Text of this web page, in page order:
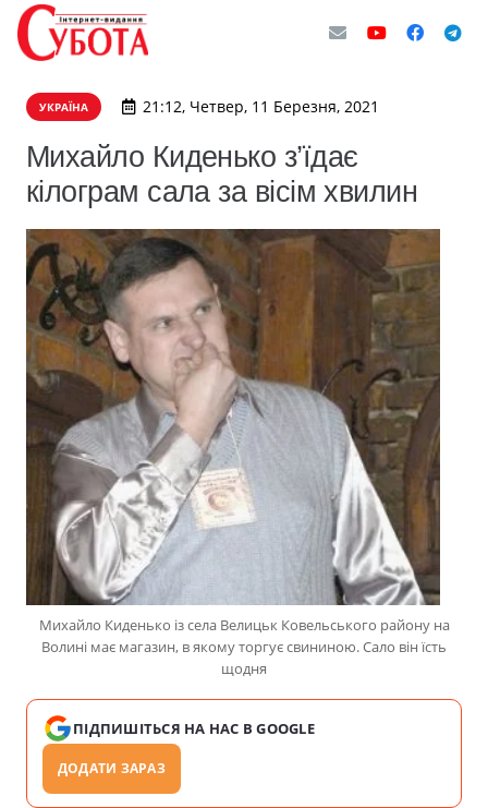
УКРАЇНА 21:12, Четвер, 11 Березня, 2021
Михайло Киденько з’їдає
кілограм сала за вісім хвилин
Михайло Киденько із села Велицьк Ковельського району на
Волині має магазин, в якому торгує свининою. Сало він їсть
щодня
ПІДПИШІТЬСЯ НА НАС В GOOGLE
ДОДАТИ ЗАРАЗ